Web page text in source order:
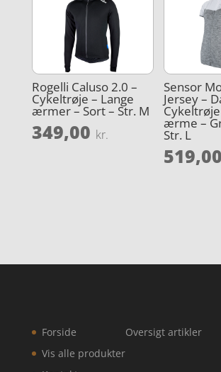
Rogelli Caluso 2.0 –
Cykeltrøje – Lange
ærmer – Sort – Str. M
349,00 kr.
Sensor
Jersey –
ærme –
Str. L
519,00
Forside
Vis alle produkter
Oversigt artikler